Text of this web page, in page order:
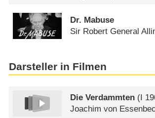
Dr. Mabuse
Sir Robert General
Darsteller in Filmen
Die Verdammten (
Joachim von